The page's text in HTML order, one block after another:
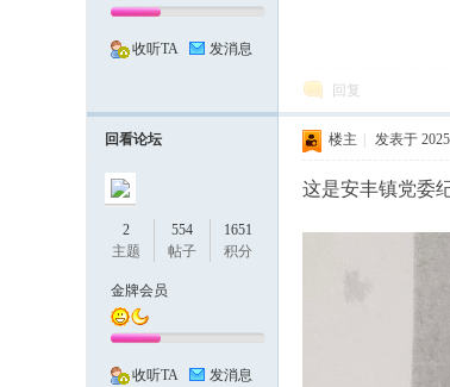
收听TA 发消息
回复
回看论坛
2
主题
554
帖子
1651
积分
金牌会员
收听TA 发消息
楼主 发表于
这是安丰镇党委